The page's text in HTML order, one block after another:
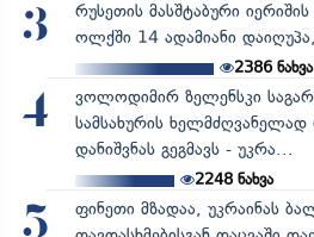
3
რუსეთის მასშტაბური
ოლქში 14 ადამიანი
2386ნახვა
4
ვოლოდიმირ ზელენსკი
სამსახურის ხელმძღვანელად
დანიშვნას გეგმავს - უკრა...
2248ნახვა
5
ფინეთი მზადაა, უკრაინას